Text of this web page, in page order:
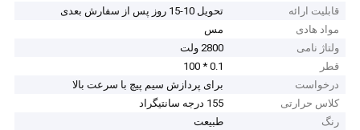
قابلیت ارائه
تحویل 10-15 روز پس از سفارش بعدی
مواد هادی
مس
ولتاژ نامی
2800 ولت
قطر
0.1 * 100
درخواست
برای پردازش سیم پیچ با سرعت بالا
کلاس حرارتی
155 درجه سانتیگراد
رنگ
طبیعت